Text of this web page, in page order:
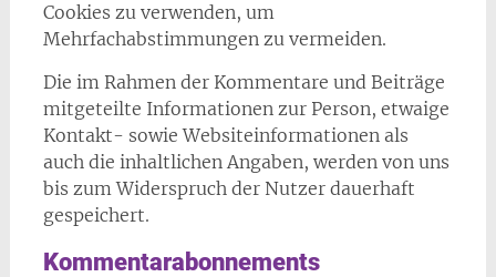
Cookies zu verwenden, um
Mehrfachabstimmungen zu vermeiden.
Die im Rahmen der Kommentare und Beiträge
mitgeteilte Informationen zur Person, etwaige
Kontakt- sowie Websiteinformationen als
auch die inhaltlichen Angaben, werden von uns
bis zum Widerspruch der Nutzer dauerhaft
gespeichert.
Kommentarabonnements